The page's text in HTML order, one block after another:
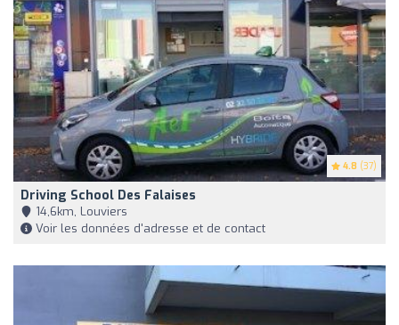
4.8 (37)
Driving School Des Falaises
14,6km, Louviers
Voir les données d'adresse et de contact